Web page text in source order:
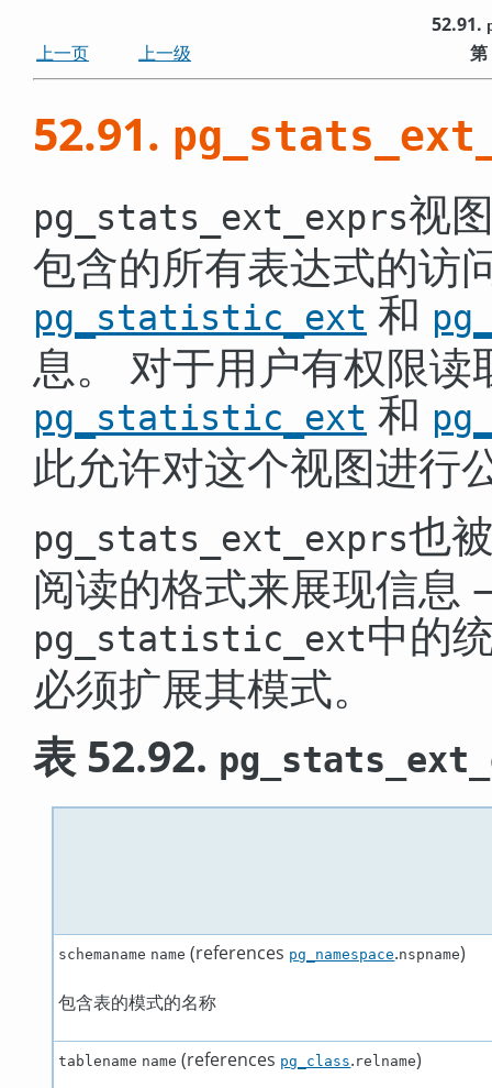
52.91.
上一页 上一级 第
52.91.
pg_stats_ext_exprs视
包含的所有表达式的访
pg_statistic_ext 和
息。 对于用户有权限
pg_statistic_ext 和
此允许对这个视图进行
pg_stats_ext_exprs也
阅读的格式来展现信息
pg_statistic_ext中的
必须扩展其模式。
表 52.92.
schemaname name (references pg_namespace.nspname)
包含表的模式的名称
tablename name (references pg_class. relname)